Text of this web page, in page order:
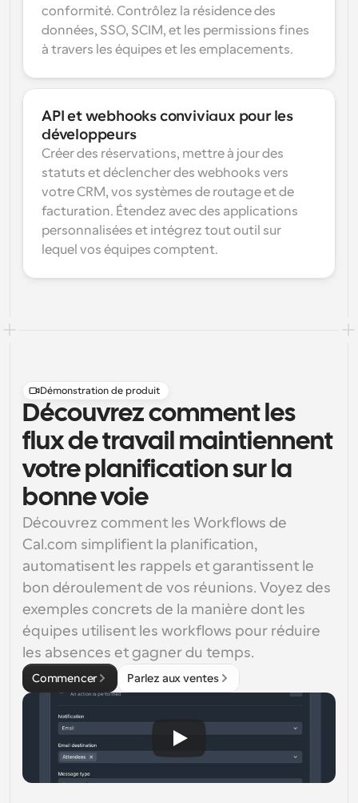
conformité. Contrôlez la résidence des
données, SSO, SCIM, et les permissions fines
à travers les équipes et les emplacements.
API et webhooks conviviaux pour les
développeurs
Créer des réservations, mettre à jour des
statuts et déclencher des webhooks vers
votre CRM, vos systèmes de routage et de
facturation. Étendez avec des applications
personnalisées et intégrez tout outil sur
lequel vos équipes comptent.
Démonstration de produit
Découvrez comment les
flux de travail maintiennent
votre planification sur la
bonne voie
Découvrez comment les Workflows de
Cal.com simplifient la planification,
automatisent les rappels et garantissent le
bon déroulement de vos réunions. Voyez des
exemples concrets de la manière dont les
équipes utilisent les workflows pour réduire
les absences et gagner du temps.
Commencer Parlez aux ventes